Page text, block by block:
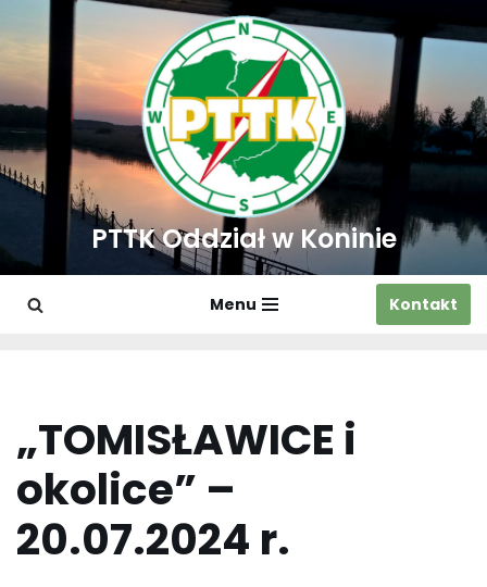
Przejdź
do
treści
PTTK Oddział w Koninie
Menu Kontakt
„TOMISŁAWICE i
okolice” –
20.07.2024 r.